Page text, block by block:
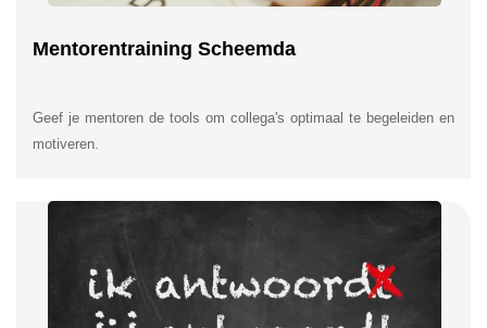
Mentorentraining Scheemda
Geef je mentoren de tools om collega's optimaal te begeleiden en
motiveren.